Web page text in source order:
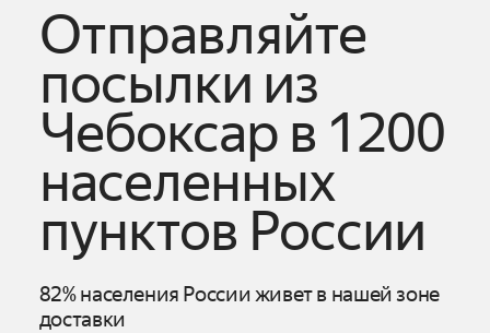
Отправляйте
посылки из
Чебоксар в 1200
населенных
пунктов России
82% населения России живет в нашей зоне
доставки